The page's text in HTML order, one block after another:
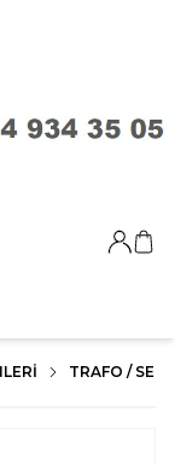
Giriş
TRAFO /